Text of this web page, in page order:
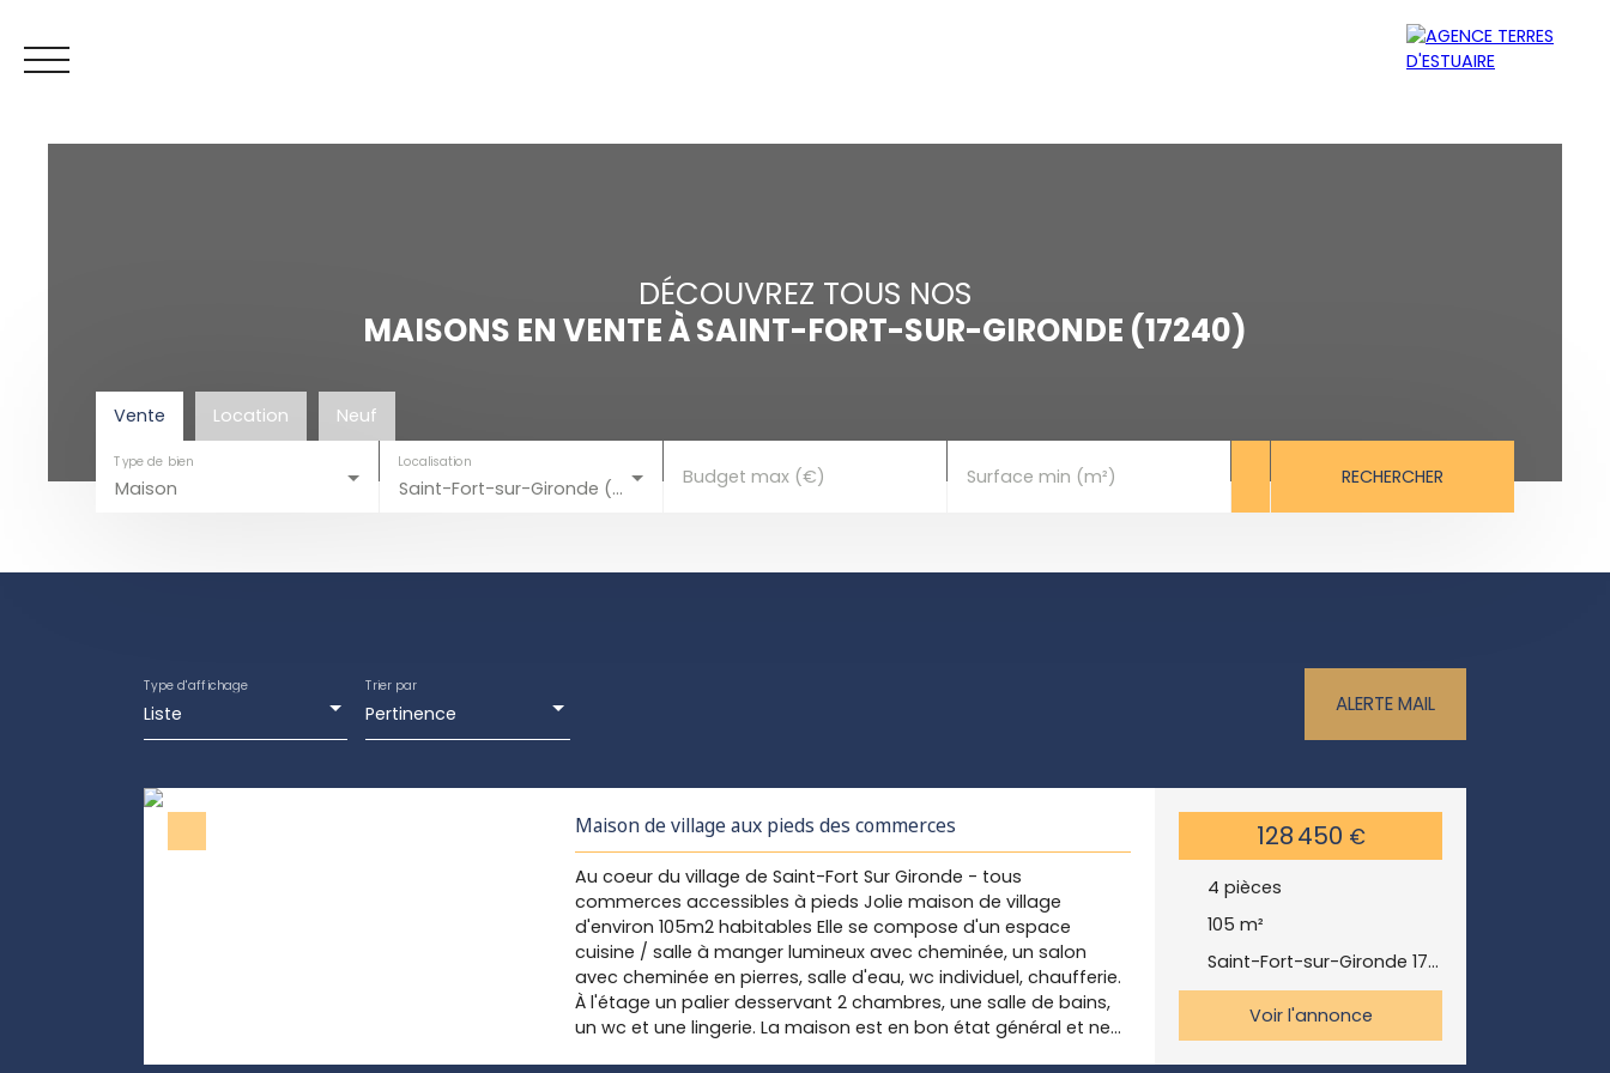
DÉCOUVREZ TOUS NOS
MAISONS EN VENTE À SAINT-FORT-SUR-GIRONDE (17240)
Vente Location Neuf
Maison
Type de bien
Saint-Fort-sur-Gironde (17240)
Localisation
Budget max (€) Surface min (m²) RECHERCHER
Liste
Type d'affichage
Pertinence
Trier par
ALERTE MAIL
Maison de village aux pieds des commerces
Au coeur du village de Saint-Fort Sur Gironde - tous
commerces accessibles à pieds Jolie maison de village
d'environ 105m2 habitables Elle se compose d'un espace
cuisine / salle à manger lumineux avec cheminée, un salon
avec cheminée en pierres, salle d'eau, wc individuel, chaufferie.
À l'étage un palier desservant 2 chambres, une salle de bains,
un wc et une lingerie. La maison est en bon état général et ne
128 450 €
4 pièces
105 m²
Saint-Fort-sur-Gironde 17240
Voir l'annonce